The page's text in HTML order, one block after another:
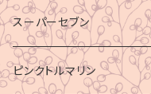
スーパーセブン
ピンクトルマリン